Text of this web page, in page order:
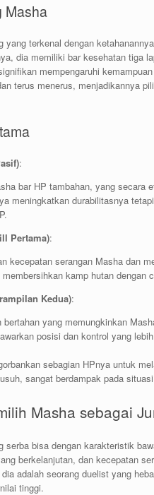
Masha
yang terkenal dengan
dia memiliki bar kesehatan tiga
mempengaruhi
terus menerus, menjadikannya
:
bar HP tambahan, yang secara
meningkatkan durabilitasnya
Pertama):
kecepatan serangan Masha dan
kamp hutan dengan
Kedua):
bertahan yang memungkinkan
posisi dan kontrol yang
sebagian HPnya untuk
sangat berdampak pada
Masha sebagai
serba bisa dengan karakteristik
berkelanjutan, dan kecepatan
adalah seorang duelist yang
tinggi.